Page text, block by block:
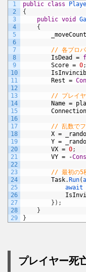
1
2
3
4
5
6
7
8
9
10
11
12
13
14
15
16
17
18
19
20
21
22
23
24
25
26
27
28
29
public class
{
public void
{
_moveCount
// 各プロパ
IsDead
=
Score = 0;
Rest =
// プレイヤ
Name =
// 乱数でフ
X =
Y =
VX = 0;
VY = -
// 最初の5
Task. Run(
await
} ) ;
}
}
プレイヤー死